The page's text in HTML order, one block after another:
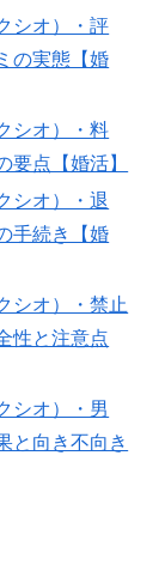
シオ）・評
の実態【婚
シオ）・料
要点【婚活】
シオ）・退
手続き【婚
シオ）・禁止
性と注意点
シオ）・男
と向き不向き